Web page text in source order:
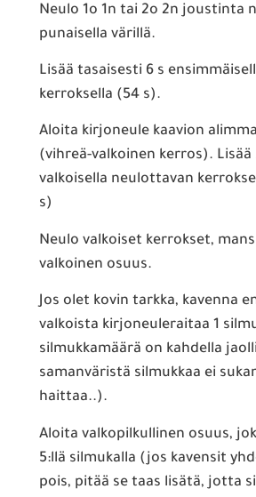
Neulo 1o 1n tai 2o 2n joustinta
punaisella värillä.
Lisää tasaisesti 6 s
kerroksella (54 s).
Aloita kirjoneule kaavion
(vihreä-valkoinen kerros). Lisää
valkoisella neulottavan
s)
Neulo valkoiset kerrokset,
valkoinen osuus.
Jos olet kovin tarkka, kavenna
valkoista kirjoneuleraitaa 1
silmukkamäärä on kahdella
samanväristä silmukkaa ei
haittaa..).
Aloita valkopilkullinen osuus,
5:llä silmukalla (jos kavensit
pois, pitää se taas lisätä, jotta